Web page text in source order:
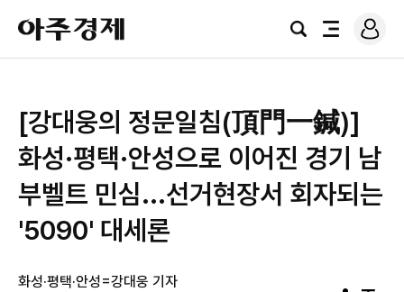
아
주
경
검
전
로
그
[강대웅의 정문일침(頂門一鍼)]
화성·평택·안성으로 이어진 경기 남
부벨트 민심...선거현장서 회자되는
'5090' 대세론
화성·평택·안성=강대웅 기자